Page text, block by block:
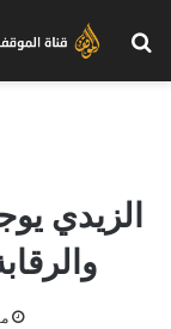
بحث عن
الزيدي